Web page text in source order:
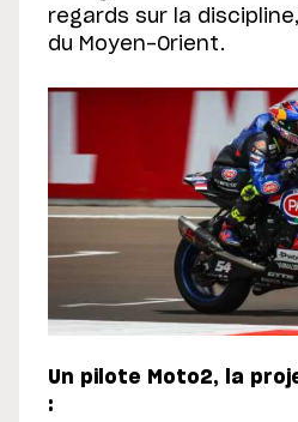
regards sur la
du Moyen-Orient.
Un pilote Moto2, la
: